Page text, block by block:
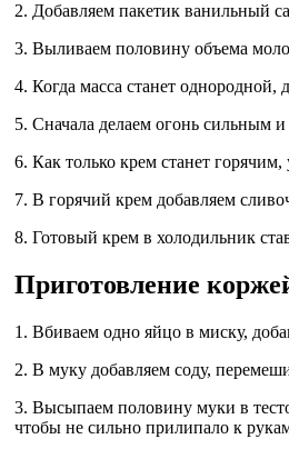
2. Добавляем пакетик ванильный
3. Выливаем половину объема
4. Когда масса станет однородной,
5. Сначала делаем огонь сильным
6. Как только крем станет
7. В горячий крем добавляем
8. Готовый крем в холодильник
Приготовление
1. Вбиваем одно яйцо в миску,
2. В муку добавляем соду,
3. Высыпаем половину муки в
чтобы не сильно прилипало к